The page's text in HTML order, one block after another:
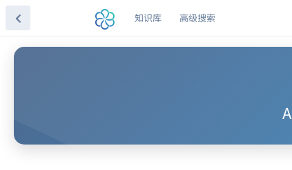
知识库 高级搜索